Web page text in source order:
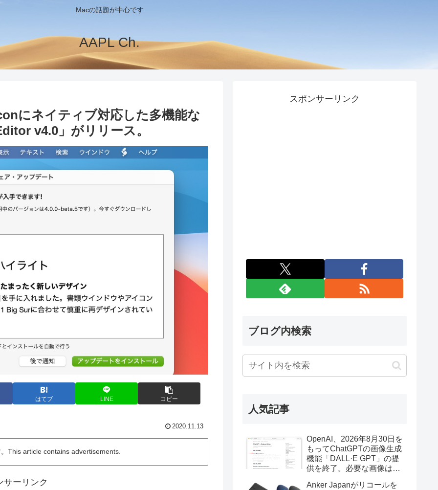
Macの話題が中心です
AAPL Ch.
にネイティブ対応した多機能な
v4.0」がリリース。
はてブ LINE コピー
2020.11.13
This article contains advertisements.
サーリンク
スポンサーリンク
ブログ内検索
人気記事
OpenAI、2026年8月30日を
もってChatGPTの画像生成
機能「DALL·E GPT」の提
供を終了。必要な画像は期
Anker Japanがリコールを